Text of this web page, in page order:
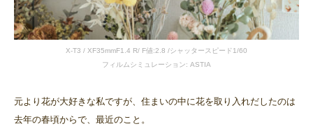
X-T3 / XF35mmF1.4 R/ F値:2.8 /シャッタースピード1/60
フィルムシミュレーション: ASTIA
元より花が大好きな私ですが、住まいの中に花を取り入れだしたのは
去年の春頃からで、最近のこと。